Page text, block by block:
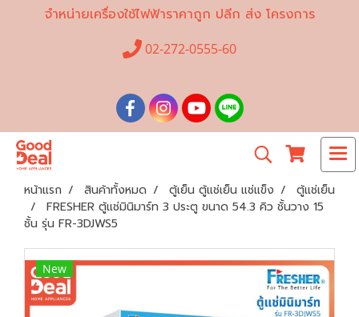
จำหน่ายเครื่องใช้ไฟฟ้าราคาถูก ปลีก ส่ง โครงการ
02-272-0555-60
หน้าแรก สินค้าทั้งหมด ตู้เย็น ตู้แช่เย็น แช่แข็ง
ตู้แช่เย็น
FRESHER ตู้แช่มินิมาร์ท 3 ประตู ขนาด 54.3 คิว ชั้นวาง 15
ชั้น รุ่น FR-3DJWS5
New